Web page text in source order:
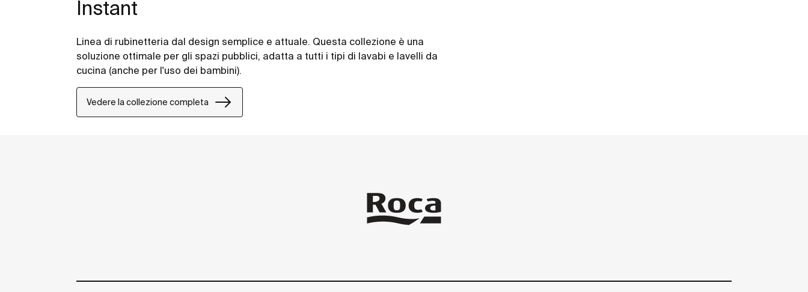
Instant
Linea di rubinetteria dal design semplice e attuale. Questa collezione è una
soluzione ottimale per gli spazi pubblici, adatta a tutti i tipi di lavabi e lavelli da
cucina (anche per l'uso dei bambini).
Vedere la collezione completa